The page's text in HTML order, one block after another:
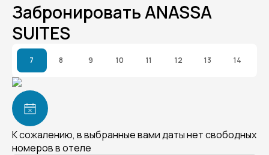
Забронировать ANASSA
SUITES
7 8 9 10 11 12 13 14
К сожалению, в выбранные вами даты нет свободных
номеров в отеле